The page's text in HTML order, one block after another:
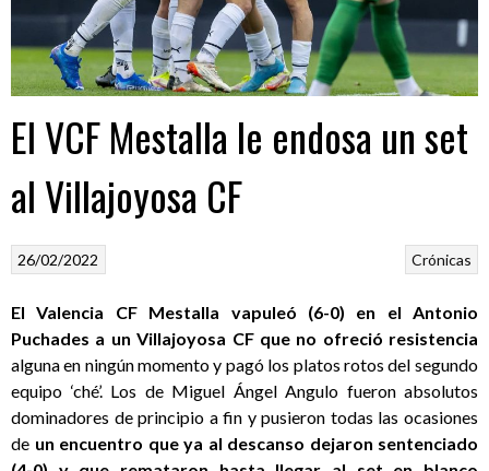
El VCF Mestalla le endosa un set
al Villajoyosa CF
Crónicas
26/02/2022
El Valencia CF Mestalla vapuleó (6-0) en el Antonio
Puchades a un Villajoyosa CF que no ofreció resistencia
alguna en ningún momento y pagó los platos rotos del segundo
equipo ‘ché’. Los de Miguel Ángel Angulo fueron absolutos
dominadores de principio a fin y pusieron todas las ocasiones
de un encuentro que ya al descanso dejaron sentenciado